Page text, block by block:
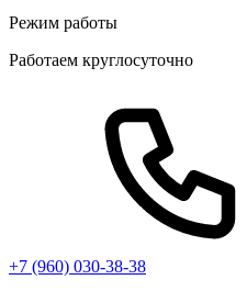
Режим работы
Работаем круглосуточно
+7 (960) 030-38-38